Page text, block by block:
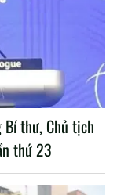
Bí thư, Chủ tịch
thứ 23